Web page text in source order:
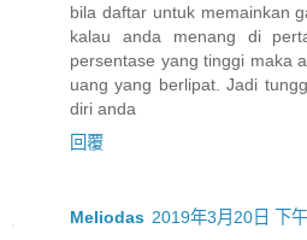
bila daftar untuk memainkan
kalau anda menang di
persentase yang tinggi maka
uang yang berlipat. Jadi
diri anda
回覆
Meliodas 2019年3月20日 下